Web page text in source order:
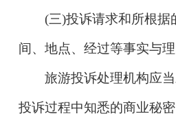
(三)投诉请求和所根据
间、地点、经过等事实与理
旅游投诉处理机构应
投诉过程中知悉的商业秘